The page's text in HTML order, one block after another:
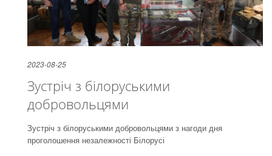
2023-08-25
Зустріч з білоруськими
добровольцями
Зустріч з білоруськими добровольцями з нагоди дня
проголошення незалежності Білорусі